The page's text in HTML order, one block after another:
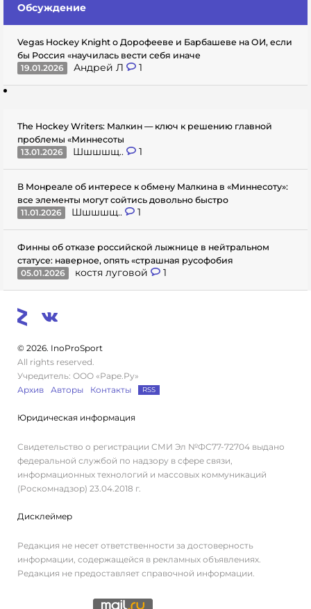
Обсуждение
Vegas Hockey Knight о Дорофееве и Барбашеве на ОИ, если
бы Россия «научилась вести себя иначе
19.01.2026
Андрей Л 1
The Hockey Writers: Малкин — ключ к решению главной
проблемы «Миннесоты
13.01.2026
Шшшшщ.. 1
В Монреале об интересе к обмену Малкина в «Миннесоту»:
все элементы могут сойтись довольно быстро
11.01.2026
Шшшшщ.. 1
Финны об отказе российской лыжнице в нейтральном
статусе: наверное, опять «страшная русофобия
05.01.2026
костя луговой 1
© 2026. InoProSport
All rights reserved.
Учредитель: ООО «Раре.Ру»
Архив
Авторы Контакты RSS
Юридическая информация
Свидетельство о регистрации СМИ Эл №ФС77-72704 выдано
федеральной службой по надзору в сфере связи,
информационных технологий и массовых коммуникаций
(Роскомнадзор) 23.04.2018 г.
Дисклеймер
Редакция не несет ответственности за достоверность
информации, содержащейся в рекламных объявлениях.
Редакция не предоставляет справочной информации.